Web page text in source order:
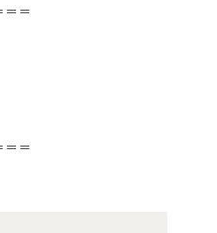
＝
＝